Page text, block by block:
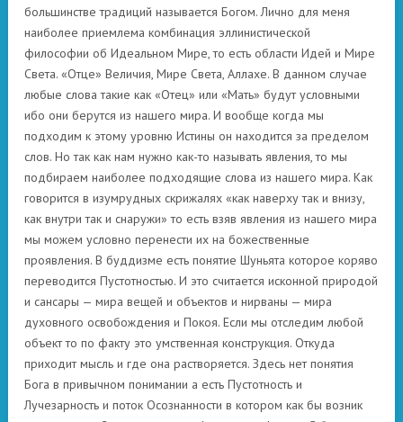
большинстве традиций называется Богом. Лично для меня
наиболее приемлема комбинация эллинистической
философии об Идеальном Мире, то есть области Идей и Мире
Света. «Отце» Величия, Мире Света, Аллахе. В данном случае
любые слова такие как «Отец» или «Мать» будут условными
ибо они берутся из нашего мира. И вообще когда мы
подходим к этому уровню Истины он находится за пределом
слов. Но так как нам нужно как-то называть явления, то мы
подбираем наиболее подходящие слова из нашего мира. Как
говорится в изумрудных скрижалях «как наверху так и внизу,
как внутри так и снаружи» то есть взяв явления из нашего мира
мы можем условно перенести их на божественные
проявления. В буддизме есть понятие Шуньята которое коряво
переводится Пустотностью. И это считается исконной природой
и сансары — мира вещей и объектов и нирваны — мира
духовного освобождения и Покоя. Если мы отследим любой
объект то по факту это умственная конструкция. Откуда
приходит мысль и где она растворяется. Здесь нет понятия
Бога в привычном понимании а есть Пустотность и
Лучезарность и поток Осознанности в котором как бы возник